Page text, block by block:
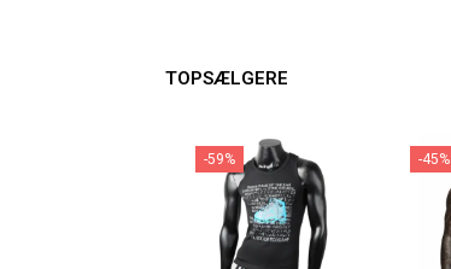
TOPSÆLGERE
-59% -45%